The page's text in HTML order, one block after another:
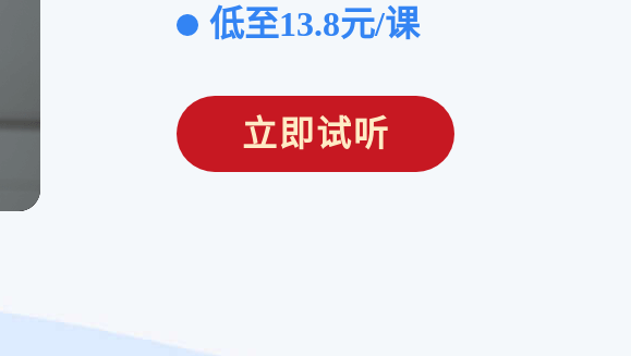
低至13.8元/课
立即试听